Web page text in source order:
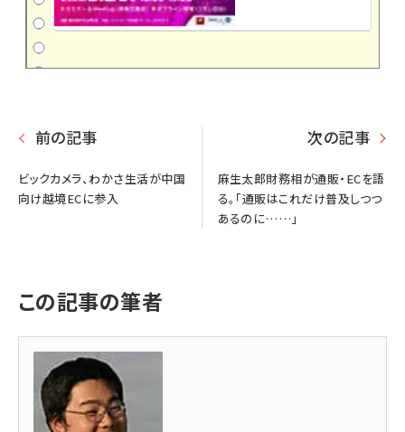
前の記事
ビックカメラ、わかさ生活が中国
向け越境ECに参入
次の記事
麻生太郎財務相が通販・ECを語
る。「通販はこれだけ普及しつつ
あるのに……」
この記事の筆者